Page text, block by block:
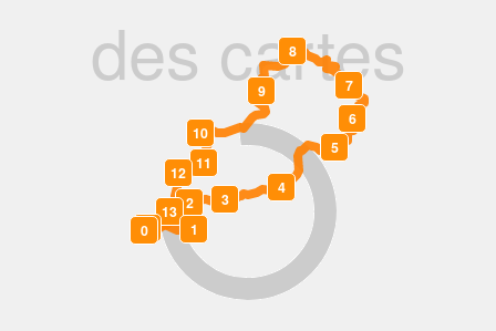
des cartes
0 1
2 3
4
5
6
7
8
9
10
11
12
13
14